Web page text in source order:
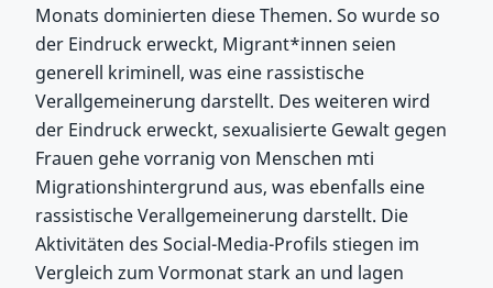
Monats dominierten diese Themen. So wurde so
der Eindruck erweckt, Migrant*innen seien
generell kriminell, was eine rassistische
Verallgemeinerung darstellt. Des weiteren wird
der Eindruck erweckt, sexualisierte Gewalt gegen
Frauen gehe vorranig von Menschen mti
Migrationshintergrund aus, was ebenfalls eine
rassistische Verallgemeinerung darstellt. Die
Aktivitäten des Social-Media-Profils stiegen im
Vergleich zum Vormonat stark an und lagen